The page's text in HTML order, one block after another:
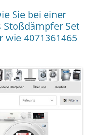
Sie bei einer
Stoßdämpfer Set
4071361465